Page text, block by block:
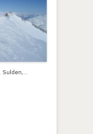
Sulden,…